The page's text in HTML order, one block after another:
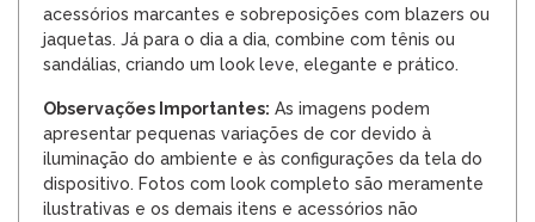
acessórios marcantes e sobreposições com blazers ou
jaquetas. Já para o dia a dia, combine com tênis ou
sandálias, criando um look leve, elegante e prático.
Observações Importantes: As imagens podem
apresentar pequenas variações de cor devido à
iluminação do ambiente e às configurações da tela do
dispositivo. Fotos com look completo são meramente
ilustrativas e os demais itens e acessórios não